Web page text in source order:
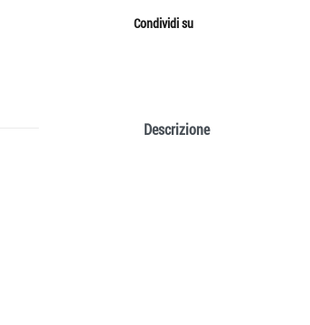
Condividi su
Descrizione